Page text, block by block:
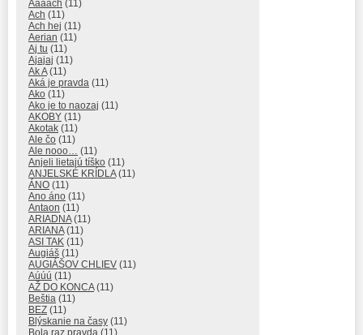
Aaaach (11)
Ach (11)
Ach hej (11)
Aerian (11)
Aj tu (11)
Ajajaj (11)
Ak A(11)
Aká je pravda (11)
Ako (11)
Ako je to naozaj (11)
AKOBY (11)
Akotak (11)
Ale čo (11)
Ale nooo… (11)
Anjeli lietajú tíško (11)
ANJELSKÉ KRÍDLA(11)
ÁNO (11)
Ano áno (11)
Antaon (11)
ARIADNA(11)
ARIANA(11)
ASI TAK (11)
Augiáš (11)
AUGIÁŠOV CHLIEV (11)
Aúúú (11)
AŽ DO KONCA(11)
Beštia (11)
BEZ (11)
Blýskanie na časy (11)